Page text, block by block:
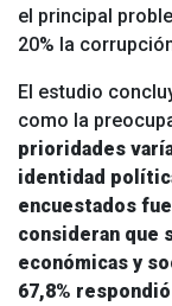
el principal
20% la
El estudio
como la
prioridades
identidad
encuestados
consideran que
económicas y
67,8%